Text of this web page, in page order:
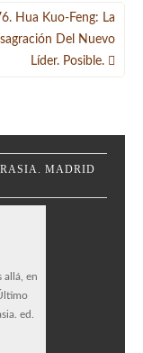
Hua Kuo-Feng: La
Del Nuevo
Líder. Posible.
MADRID
allá, en
ed.